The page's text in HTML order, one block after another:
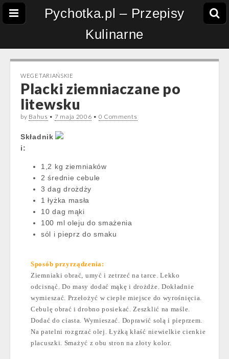
Pychotka.pl – Przepisy
Kulinarne
WEGETARIAŃSKIE
Placki ziemniaczane po
litewsku
by Bahus • 7 maja 2006 • 0 Comments
Składnik
i:
1,2 kg ziemniaków
2 średnie cebule
3 dag drożdży
1 łyżka masła
10 dag mąki
100 ml oleju do smażenia
sól i pieprz do smaku
Sposób przyrządzenia:
Ziemniaki obrać, umyć i zetrzeć na tarce. Lekko
odcisnąć. Do masy dodać mąkę i drożdże. Dokładnie
wymieszać. Przełożyć w ciepłe miejsce do wyrośnięcia.
Cebulę obrać i drobno posiekać. Zeszklić na maśle.
Dodać do ciasta. Wymieszać. Doprawić solą i pieprzem.
Na patelni rozgrzać olej. Łyżką kłaść niewielkie cienkie
placuszki. Smażyć z obu stron na złoty kolor.